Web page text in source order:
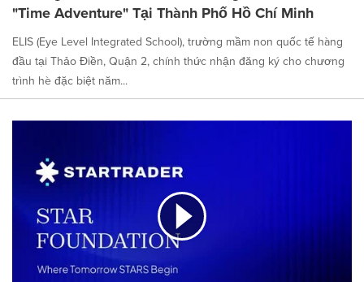
"Time Adventure" Tại Thành Phố Hồ Chí Minh
ELIS (Eye Level Integrated School), trường mầm non quốc tế hàng
đầu tại Thảo Điền, Quận 2, chính thức nhận đăng ký cho chương
trình hè đặc biệt năm...